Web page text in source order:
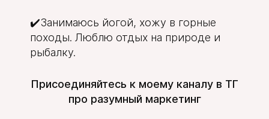
✔️Занимаюсь йогой, хожу в горные
походы. Люблю отдых на природе и
рыбалку.
Присоединяйтесь к моему каналу в ТГ
про разумный маркетинг